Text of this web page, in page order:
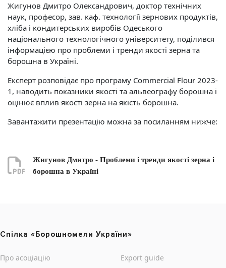
Жигунов Дмитро Олександрович, доктор технічних
наук, професор, зав. каф. технології зернових продуктів,
хліба і кондитерських виробів Одеського
національного технологічного університету, поділився
інформацією про проблеми і тренди якості зерна та
борошна в Україні.
Експерт розповідає про програму Commercial Flour 2023-
1, наводить показники якості та альвеографу борошна і
оцінює вплив якості зерна на якість борошна.
Завантажити презентацію можна за посиланням нижче:
Жигунов Дмитро - Проблеми і тренди якості зерна і
борошна в Україні
Cпілка «Борошномели України»
Про асоціацію
Export guide